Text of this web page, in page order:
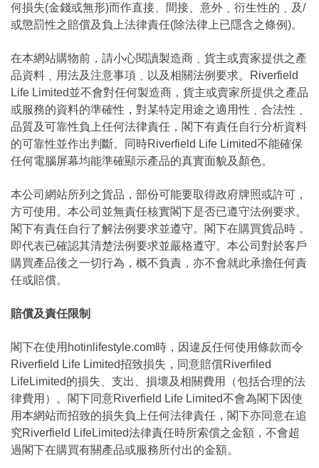
何損失(金錢或無形)而作直接、間接、意外﹑衍生性的﹑及/
或懲罰性之賠償及負上法律責任(除法律上已隱含之條例)。
在本網站購物前，請小心閱讀製造商﹑貨主或賣家提供之產
品資料﹑用法及注意事項﹑以及相關法例要求。Riverfield
Life Limited並不會對任何製造商，貨主或賣家所提供之產品
或服務的資料的準確性，對某特定用途之適用性﹑合法性﹑
品質及可靠性負上任何法律責任，閣下有責任自行分析資料
的可靠性並作出判斷。同時Riverfield Life Limited不能確保
任何電腦屏幕均能準確顯示產品的真實面貌及顏色。
本公司網站所列之貨品，部份可能要取得政府牌照或許可，
方可使用。本公司並無責任核實閣下是否已遵守法例要求。
閣下有責任自行了解法例要求並遵守。閣下在購買貨品時，
即代表已確認其清楚法例要求並嚴格遵守。本公司對於客戶
購買產品後之一切行為，概不負責，亦不會就此承擔任何責
任或賠償。
賠償及責任限制
閣下在使用hotinlifestyle.com時，因違反任何使用條款而令
Riverfield Life Limited招致損失，同意賠償Riverfiled
LifeLimited的損失、支出、損壞及相關費用（包括合理的法
律費用）。閣下同意Riverfield Life Limited不會為閣下因使
用本網站而招致的損失負上任何法律責任，閣下亦同意在追
究Riverfield LifeLimited法律責任時所索償之金額，不會超
過閣下在購買有關產品或服務所付出的金額。